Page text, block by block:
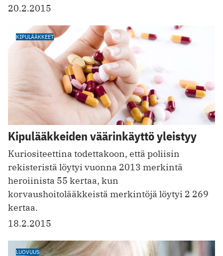
20.2.2015
KIPULÄÄKKEET
Kipulääkkeiden väärinkäyttö yleistyy
Kuriositeettina todettakoon, että poliisin
rekisteristä löytyi vuonna 2013 merkintä
heroiinista 55 kertaa, kun
korvaushoitolääkkeistä merkintöjä löytyi 2 269
kertaa.
18.2.2015
LUOVUUS